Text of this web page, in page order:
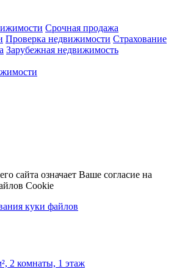
Срочная продажа
Проверка недвижимости Страхование
Зарубежная недвижимость
сайта означает Ваше согласие на
Cookie
куки файлов
2 комнаты, 1 этаж